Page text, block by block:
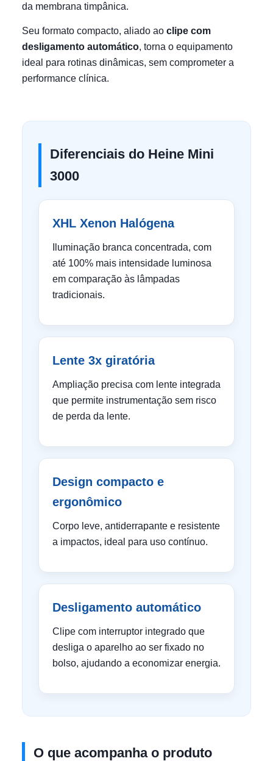
da membrana timpânica.
Seu formato compacto, aliado ao clipe com
desligamento automático, torna o equipamento
ideal para rotinas dinâmicas, sem comprometer a
performance clínica.
Diferenciais do Heine Mini
3000
XHL Xenon Halógena
Iluminação branca concentrada, com
até 100% mais intensidade luminosa
em comparação às lâmpadas
tradicionais.
Lente 3x giratória
Ampliação precisa com lente integrada
que permite instrumentação sem risco
de perda da lente.
Design compacto e
ergonômico
Corpo leve, antiderrapante e resistente
a impactos, ideal para uso contínuo.
Desligamento automático
Clipe com interruptor integrado que
desliga o aparelho ao ser fixado no
bolso, ajudando a economizar energia.
O que acompanha o produto